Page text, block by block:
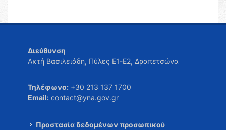
Διεύθυνση
Ακτή Βασιλειάδη, Πύλες Ε1-Ε2, Δραπετσώνα
Τηλέφωνο: +30 213 137 1700
Email: contact@yna.gov.gr
Προστασία δεδομένων προσωπικού